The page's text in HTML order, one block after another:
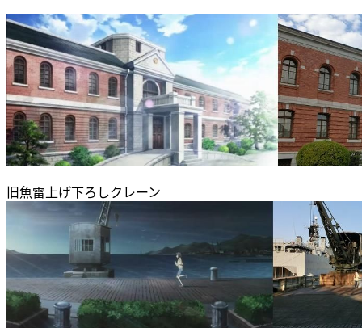
旧魚雷上げ下ろしクレーン